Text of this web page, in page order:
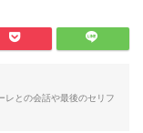
レとの会話や最後のセリフ